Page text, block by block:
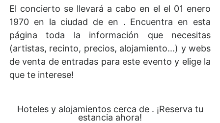
El concierto se llevará a cabo en el el 01 enero
1970 en la ciudad de en . Encuentra en esta
página toda la información que necesitas
(artistas, recinto, precios, alojamiento...) y webs
de venta de entradas para este evento y elige la
que te interese!
Hoteles y alojamientos cerca de . ¡Reserva tu
estancia ahora!